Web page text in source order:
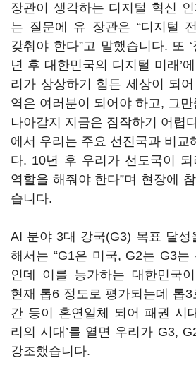
장관이 생각하는 디지털 혁신
는 질문에 유 장관은 “디지털
갖춰야 한다”고 말했습니다. 또
년 후 대한민국의 디지털 미래’
리가 상상하기 힘든 세상이 되어
역은 여러분이 되어야 하고, 그만
나아갈지 지금은 짐작하기 어렵
에서 우리는 주요 선진국과 비교
다. 10년 후 우리가 선도국이
역할을 해줘야 한다”며 현장에
습니다.
AI 분야 3대 강국(G3) 목표 달성
해서는 “G1은 미국, G2는 G3는
인데 이를 능가하는 대한민국
현재 톱6 정도로 평가되는데 톱
간 등이 혼연일체 되어 패권 시
리의 시대’를 열면 우리가 G3,
강조했습니다.